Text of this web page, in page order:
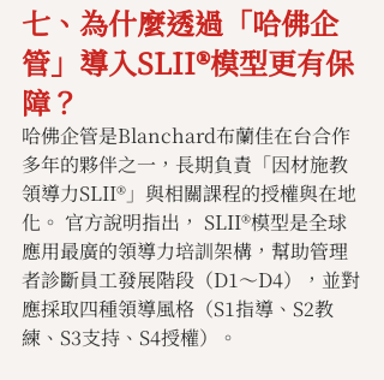
七、為什麼透過「哈佛企
管」導入SLII®模型更有保
障？
哈佛企管是Blanchard布蘭佳在台合作
多年的夥伴之一，長期負責「因材施教
領導力SLII®」與相關課程的授權與在地
化。 官方說明指出， SLII®模型是全球
應用最廣的領導力培訓架構，幫助管理
者診斷員工發展階段（D1～D4），並對
應採取四種領導風格（S1指導、S2教
練、S3支持、S4授權）。